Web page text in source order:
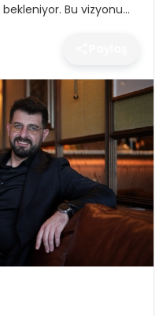
Bu vizyonu…